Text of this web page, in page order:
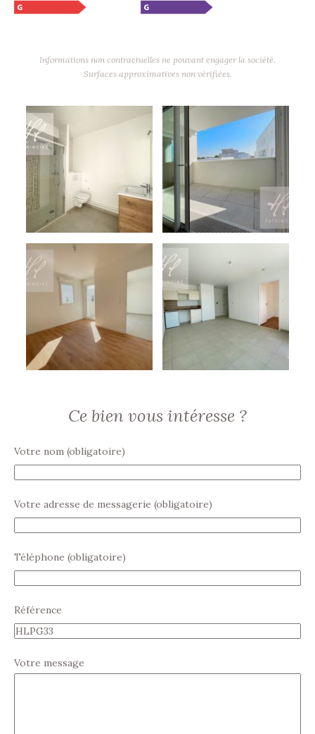
Informations non contractuelles ne pouvant engager la société.
Surfaces approximatives non vérifiées.
Ce bien vous intéresse ?
Votre nom (obligatoire)
Votre adresse de messagerie (obligatoire)
Téléphone (obligatoire)
Référence
Votre message